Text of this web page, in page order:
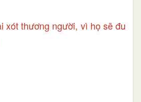
xót thương người, vì họ sẽ